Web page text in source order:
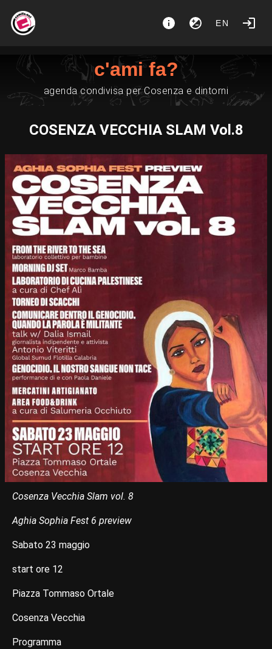
EN
c'ami fa?
agenda condivisa per Cosenza e dintorni
COSENZA VECCHIA SLAM Vol.8
Cosenza Vecchia Slam vol. 8
Aghia Sophia Fest 6 preview
Sabato 23 maggio
start ore 12
Piazza Tommaso Ortale
Cosenza Vecchia
Programma